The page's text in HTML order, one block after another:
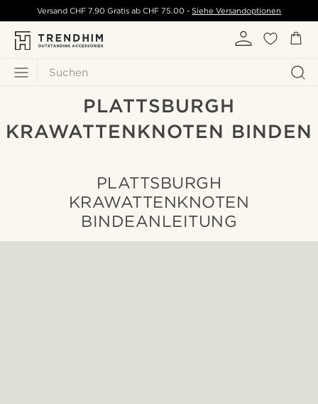
Suchen
Versand CHF 7.90 Gratis ab CHF 75.00 - Siehe Versandoptionen
PLATTSBURGH
KRAWATTENKNOTEN BINDEN
PLATTSBURGH
KRAWATTENKNOTEN
BINDEANLEITUNG